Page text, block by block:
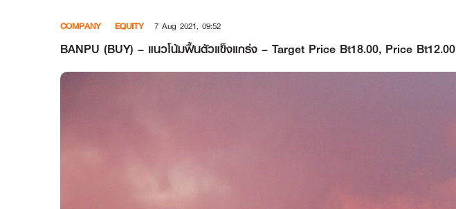
COMPANY EQUITY 7 Aug 2021, 09:52
BANPU (BUY) – แนวโน้มฟื้นตัวแข็งแกร่ง – Target Price Bt18.00, Price Bt12.00